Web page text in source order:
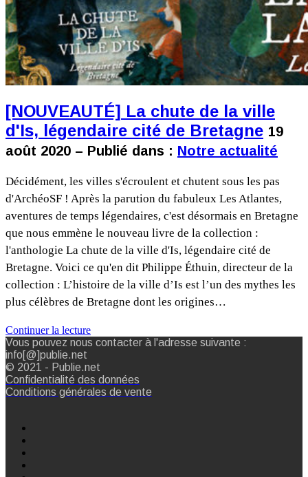
[NOUVEAUTÉ] La chute de la ville
d'Is, légendaire cité de Bretagne 19
août 2020 – Publié dans : Notre actualité
Décidément, les villes s'écroulent et chutent sous les pas
d'ArchéoSF ! Après la parution du fabuleux Les Atlantes,
aventures de temps légendaires, c'est désormais en Bretagne
que nous emmène le nouveau livre de la collection :
l'anthologie La chute de la ville d'Is, légendaire cité de
Bretagne. Voici ce qu'en dit Philippe Éthuin, directeur de la
collection : L’histoire de la ville d’Is est l’un des mythes les
plus célèbres de Bretagne dont les origines…
Continuer la lecture
Vous pouvez nous contacter à l'adresse suivante :
info[@]publie.net
© 2021 - Publie.net
Confidentialité des données
Conditions générales de vente